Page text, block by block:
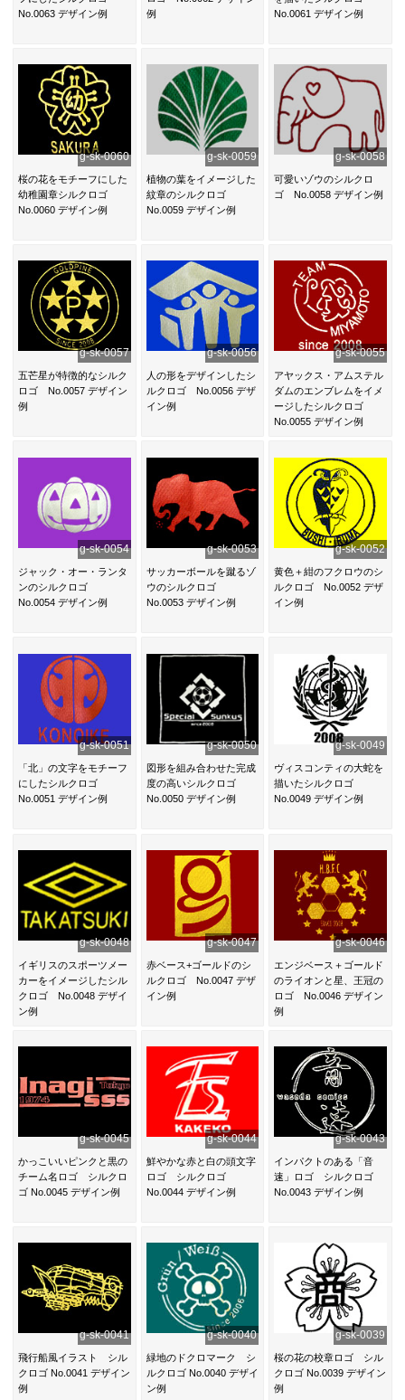
No.0063 デザイン例
例
No.0061 デザイン例
g-sk-0060
桜の花をモチーフにした
幼稚園章シルクロゴ
No.0060 デザイン例
g-sk-0059
植物の葉をイメージした
紋章のシルクロゴ
No.0059 デザイン例
g-sk-0058
可愛いゾウのシルクロ
ゴ No.0058 デザイン例
g-sk-0057
五芒星が特徴的なシルク
ロゴ No.0057 デザイン
例
g-sk-0056
人の形をデザインしたシ
ルクロゴ No.0056 デザ
イン例
g-sk-0055
アヤックス・アムステル
ダムのエンブレムをイメ
ージしたシルクロゴ
No.0055 デザイン例
g-sk-0054
ジャック・オー・ランタ
ンのシルクロゴ
No.0054 デザイン例
g-sk-0053
サッカーボールを蹴るゾ
ウのシルクロゴ
No.0053 デザイン例
g-sk-0052
黄色＋紺のフクロウのシ
ルクロゴ No.0052 デザ
イン例
g-sk-0051
「北」の文字をモチーフ
にしたシルクロゴ
No.0051 デザイン例
g-sk-0050
図形を組み合わせた完成
度の高いシルクロゴ
No.0050 デザイン例
g-sk-0049
ヴィスコンティの大蛇を
描いたシルクロゴ
No.0049 デザイン例
g-sk-0048
イギリスのスポーツメー
カーをイメージしたシル
クロゴ No.0048 デザイ
ン例
g-sk-0047
赤ベース+ゴールドのシ
ルクロゴ No.0047 デザ
イン例
g-sk-0046
エンジベース＋ゴールド
のライオンと星、王冠の
ロゴ No.0046 デザイン
例
g-sk-0045
かっこいいピンクと黒の
チーム名ロゴ シルクロ
ゴ No.0045 デザイン例
g-sk-0044
鮮やかな赤と白の頭文字
ロゴ シルクロゴ
No.0044 デザイン例
g-sk-0043
インパクトのある「音
速」ロゴ シルクロゴ
No.0043 デザイン例
g-sk-0041
飛行船風イラスト シル
クロゴ No.0041 デザイン
例
g-sk-0040
緑地のドクロマーク シ
ルクロゴ No.0040 デザイ
ン例
g-sk-0039
桜の花の校章ロゴ シル
クロゴ No.0039 デザイン
例